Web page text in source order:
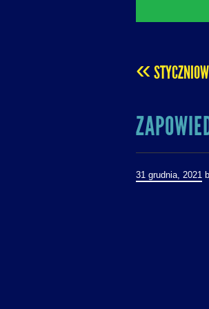
POST
NAVIGATION
«
31 grudnia, 2021